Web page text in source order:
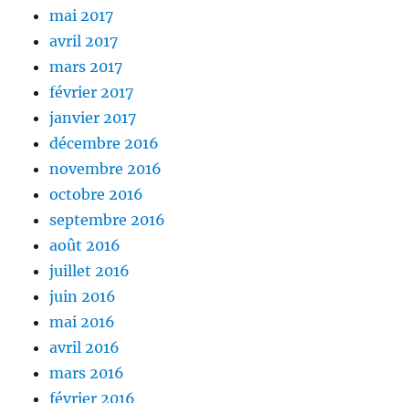
mai 2017
avril 2017
mars 2017
février 2017
janvier 2017
décembre 2016
novembre 2016
octobre 2016
septembre 2016
août 2016
juillet 2016
juin 2016
mai 2016
avril 2016
mars 2016
février 2016